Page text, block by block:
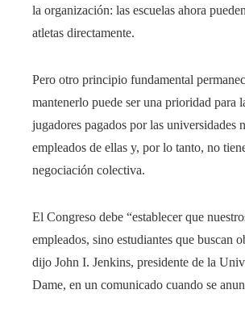
la organización: las escuelas ahora
atletas directamente.
Pero otro principio fundamental
mantenerlo puede ser una prioridad
jugadores pagados por las universidades
empleados de ellas y, por lo tanto, no
negociación colectiva.
El Congreso debe “establecer que
empleados, sino estudiantes que buscan
dijo John I. Jenkins, presidente de la
Dame, en un comunicado cuando se